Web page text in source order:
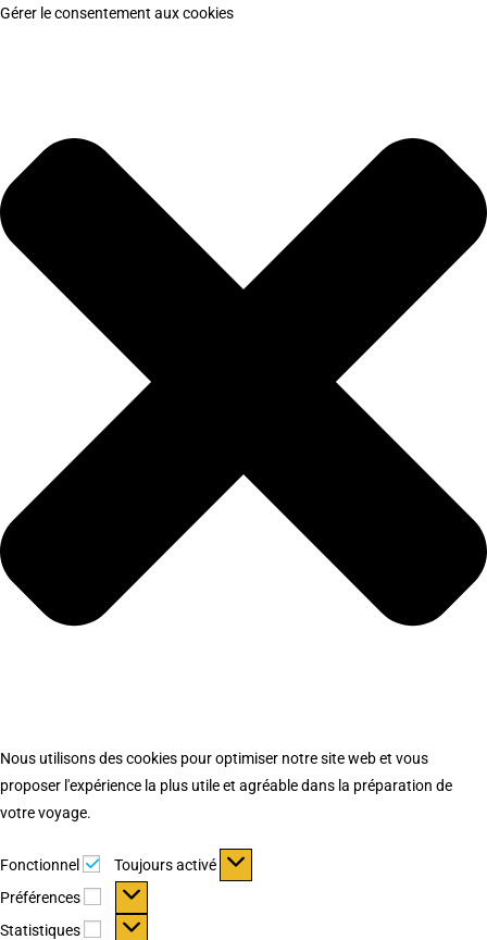
Gérer le consentement aux cookies
Nous utilisons des cookies pour optimiser notre site web et vous
proposer l'expérience la plus utile et agréable dans la préparation de
votre voyage.
Fonctionnel Fonctionnel
Toujours activé
Préférences
Préférences
Statistiques Statistiques